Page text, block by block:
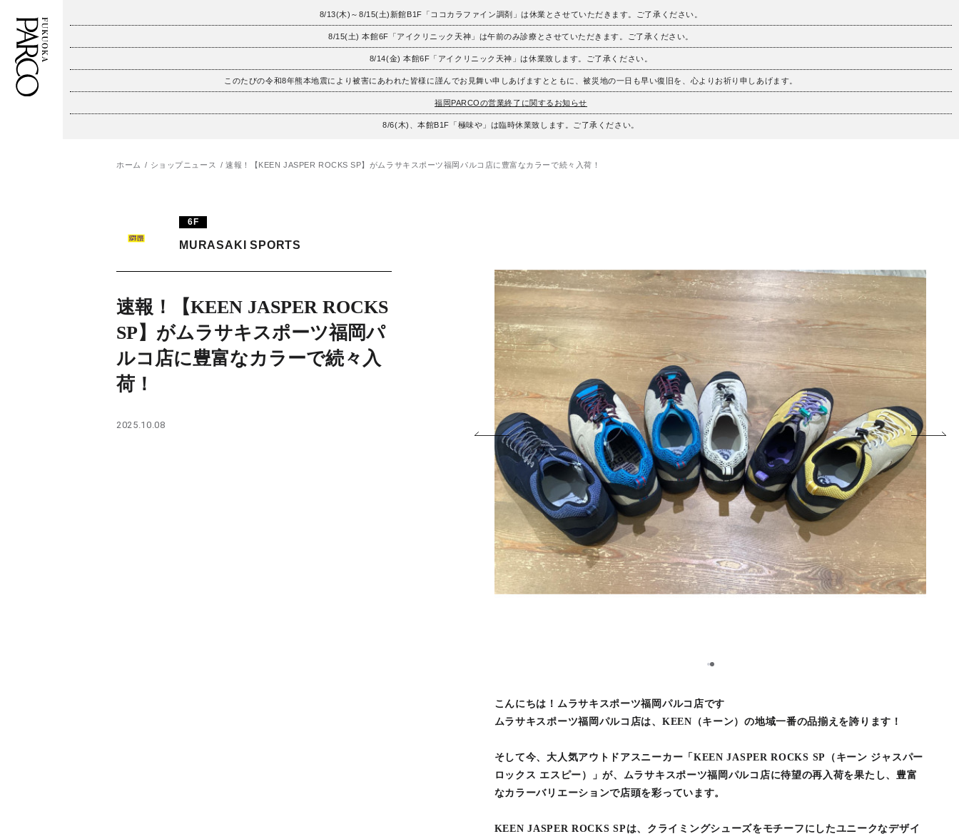
8/13(木)～8/15(土)新館B1F「ココカラファイン調剤」は休業とさせていただきます。ご了承ください。
8/15(土) 本館6F「アイクリニック天神」は午前のみ診療とさせていただきます。ご了承ください。
8/14(金) 本館6F「アイクリニック天神」は休業致します。ご了承ください。
このたびの令和8年熊本地震により被害にあわれた皆様に謹んでお見舞い申しあげますとともに、被災地の一日も早い復旧を、心よりお祈り申しあげます。
福岡PARCOの営業終了に関するお知らせ
8/6(木)、本館B1F「極味や」は臨時休業致します。ご了承ください。
レストラン・カフェ
PARCOメンバーズ
ホーム ショップニュース 速報！【KEEN JASPER ROCKS SP】がムラサキスポーツ福岡パルコ店に豊富なカラーで続々入荷！
6F
MURASAKI SPORTS
速報！【KEEN JASPER ROCKS
SP】がムラサキスポーツ福岡パ
ルコ店に豊富なカラーで続々入
荷！
2025.10.08
12
こんにちは！ムラサキスポーツ福岡パルコ店です
ムラサキスポーツ福岡パルコ店は、KEEN（キーン）の地域一番の品揃えを誇ります！
そして今、大人気アウトドアスニーカー「KEEN JASPER ROCKS SP（キーン ジャスパー
ロックス エスピー）」が、ムラサキスポーツ福岡パルコ店に待望の再入荷を果たし、豊富
なカラーバリエーションで店頭を彩っています。
KEEN JASPER ROCKS SPは、クライミングシューズをモチーフにしたユニークなデザイ